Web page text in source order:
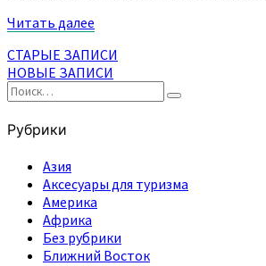
Читать далее
Навигация
по
СТАРЫЕ ЗАПИСИ
НОВЫЕ ЗАПИСИ
Найти:
Поиск
Рубрики
Азия
Аксесуары для туризма
Америка
Африка
Без рубрики
Ближний Восток